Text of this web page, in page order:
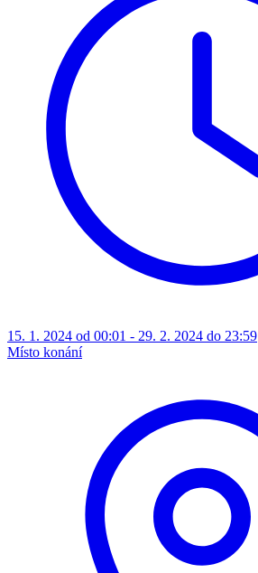
15. 1. 2024 od 00:01 - 29. 2. 2024 do 23:59
Místo konání